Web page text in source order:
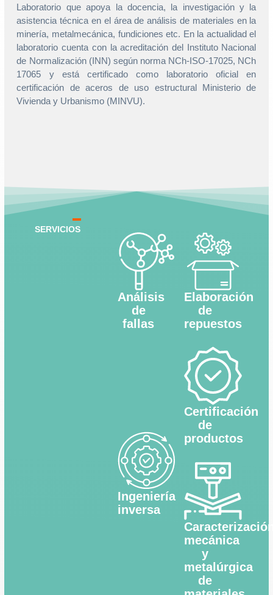
Laboratorio que apoya la docencia, la investigación y la
asistencia técnica en el área de análisis de materiales en la
minería, metalmecánica, fundiciones etc. En la actualidad el
laboratorio cuenta con la acreditación del Instituto Nacional
de Normalización (INN) según norma NCh-ISO-17025, NCh
17065 y está certificado como laboratorio oficial en
certificación de aceros de uso estructural Ministerio de
Vivienda y Urbanismo (MINVU).
SERVICIOS
Análisis
de
fallas
Ingeniería
inversa
Elaboración
de
repuestos
Certificación
de
productos
mecánica
y
metalúrgica
de